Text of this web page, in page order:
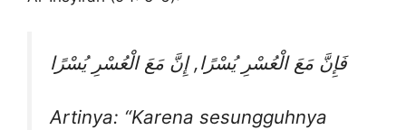
فَإِنَّ مَعَ الْعُسْرِ يُسْرًا, إِنَّ مَعَ الْعُسْرِ يُسْرًا
Artinya: “Karena sesungguhnya